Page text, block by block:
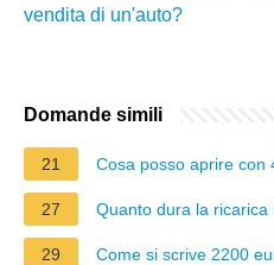
vendita di un'auto?
Domande simili
21 Cosa posso aprire con
27 Quanto dura la
29 Come si scrive 2200